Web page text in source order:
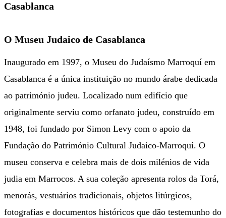
Casablanca
O Museu Judaico de Casablanca
Inaugurado em 1997, o Museu do Judaísmo Marroquí em
Casablanca é a única instituição no mundo árabe dedicada
ao património judeu. Localizado num edifício que
originalmente serviu como orfanato judeu, construído em
1948, foi fundado por Simon Levy com o apoio da
Fundação do Património Cultural Judaico-Marroquí. O
museu conserva e celebra mais de dois milénios de vida
judia em Marrocos. A sua coleção apresenta rolos da Torá,
menorás, vestuários tradicionais, objetos litúrgicos,
fotografias e documentos históricos que dão testemunho do